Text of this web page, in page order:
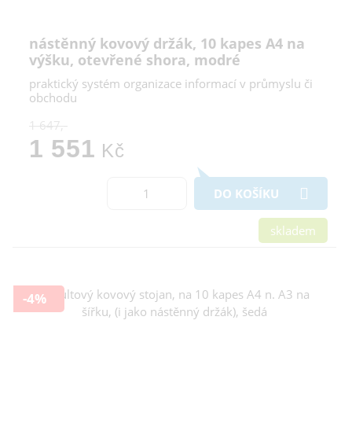
nástěnný kovový držák, 10 kapes A4 na
výšku, otevřené shora, modré
praktický systém organizace informací v průmyslu či
obchodu
1 647,-
1 551 Kč
DO KOŠÍKU
skladem
-4%